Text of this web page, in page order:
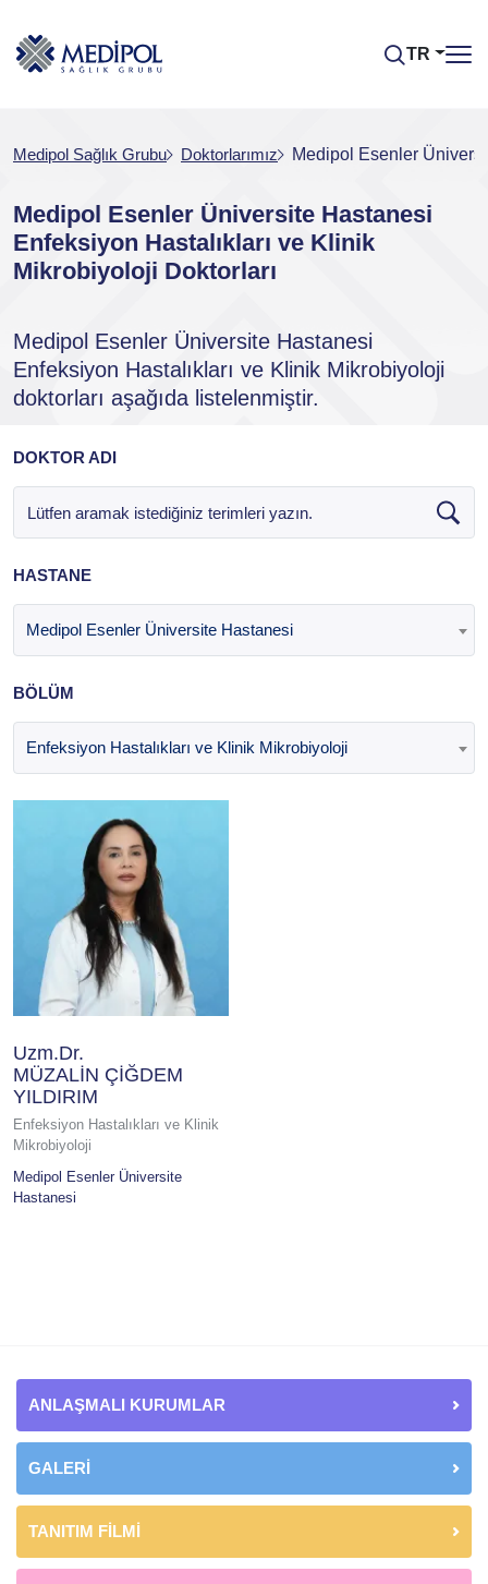
TR
Medipol Sağlık Grubu Doktorlarımız Medipol Esenler
Medipol Esenler Üniversite Hastanesi
Enfeksiyon Hastalıkları ve Klinik
Mikrobiyoloji Doktorları
Medipol Esenler Üniversite Hastanesi
Enfeksiyon Hastalıkları ve Klinik Mikrobiyoloji
doktorları aşağıda listelenmiştir.
DOKTOR ADI
HASTANE
Medipol Esenler Üniversite Hastanesi
BÖLÜM
Enfeksiyon Hastalıkları ve Klinik Mikrobiyoloji
Uzm.Dr.
MÜZALİN ÇİĞDEM
YILDIRIM
Enfeksiyon Hastalıkları ve Klinik
Mikrobiyoloji
Medipol Esenler Üniversite
Hastanesi
ANLAŞMALI KURUMLAR
GALERİ
TANITIM FİLMİ